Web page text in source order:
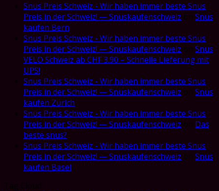
Snus Preis Schweiz - Wir haben immer beste Snus
Preis in der Schweiz! — Snuskaufenschweiz
Snus
kaufen Bern
Snus Preis Schweiz - Wir haben immer beste Snus
Preis in der Schweiz! — Snuskaufenschweiz
Snus
VELO Schweiz ab CHF 3.90 – Schnelle Lieferung mit
UPS!
Snus Preis Schweiz - Wir haben immer beste Snus
Preis in der Schweiz! — Snuskaufenschweiz
Snus
kaufen Zürich
Snus Preis Schweiz - Wir haben immer beste Snus
Preis in der Schweiz! — Snuskaufenschweiz
Das
beste snus?
Snus Preis Schweiz - Wir haben immer beste Snus
Preis in der Schweiz! — Snuskaufenschweiz
Snus
kaufen Basel